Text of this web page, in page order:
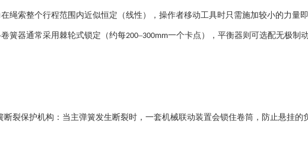
绳索整个行程范围内近似恒定（线性），操作者移动工具时只需施加较小的力量即
簧器通常采用棘轮式锁定（约每200–300mm一个卡点），平衡器则可选配无极制
断裂保护机构：当主弹簧发生断裂时，一套机械联动装置会锁住卷筒，防止悬挂的